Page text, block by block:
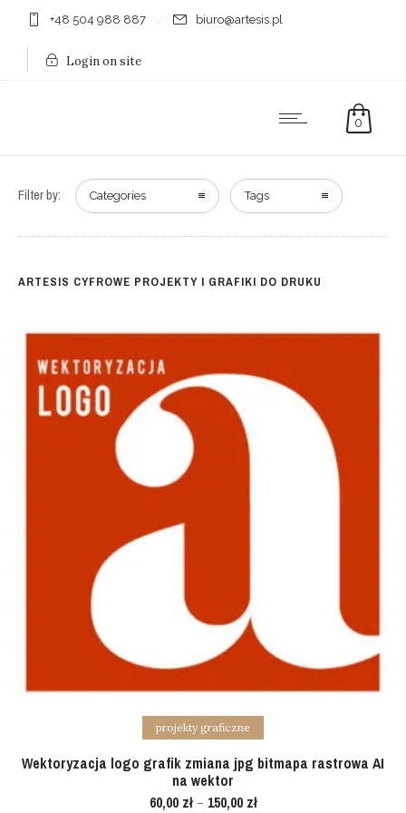
+48 504 988 887 biuro@artesis.pl
Login on site
0
Filter by: Categories Tags
ARTESIS CYFROWE PROJEKTY I GRAFIKI DO DRUKU
Select options
projekty graficzne
Wektoryzacja logo grafik zmiana jpg bitmapa rastrowa AI
na wektor
60,00 zł– 150,00 zł